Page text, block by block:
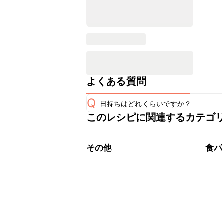
よくある質問
Q 日持ちはどれくらいですか？
保存期間は冷蔵で当日中が目安です
※日持ちは目安です。
このレシピに関連するカテゴ
その他 食